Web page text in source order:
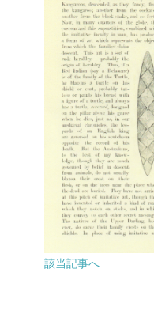
該当記事へ